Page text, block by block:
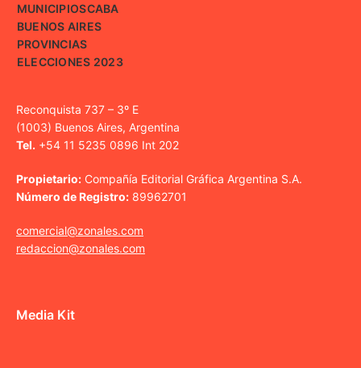
MUNICIPIOSCABA
BUENOS AIRES
PROVINCIAS
ELECCIONES 2023
Reconquista 737 – 3º E
(1003) Buenos Aires, Argentina
Tel. +54 11 5235 0896 Int 202
Propietario: Compañía Editorial Gráfica Argentina S.A.
Número de Registro: 89962701
comercial@zonales.com
redaccion@zonales.com
Media Kit